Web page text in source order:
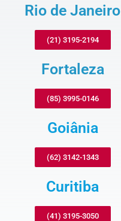
Rio de Janeiro
(21) 3195-2194
Fortaleza
(85) 3995-0146
Goiânia
(62) 3142-1343
Curitiba
(41) 3195-3050